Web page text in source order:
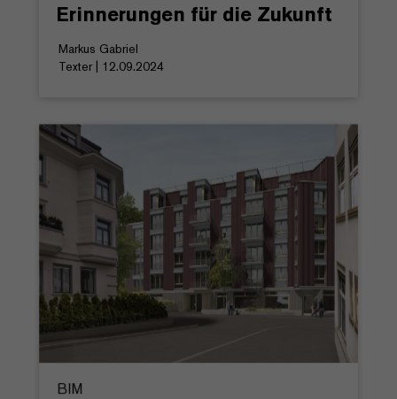
Erinnerungen für die Zukunft
Markus Gabriel
Texter | 12.09.2024
BIM